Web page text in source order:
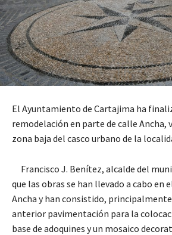
El Ayuntamiento de Cartajima ha
remodelación en parte de calle Ancha,
zona baja del casco urbano de la
Francisco J. Benítez, alcalde del
que las obras se han llevado a cabo en
Ancha y han consistido,
anterior pavimentación para la
base de adoquines y un mosaico